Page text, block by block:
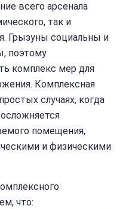
всего арсенала
так и
Грызуны социальны и
поэтому
комплекс мер для
Комплексная
случаях, когда
помещения,
и физическими
что: